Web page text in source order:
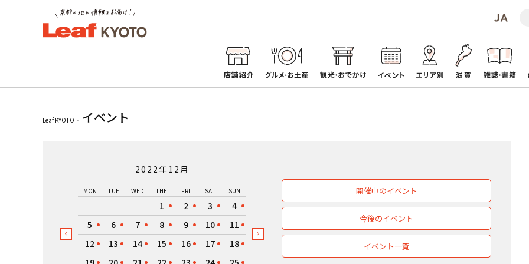
Leaf KYOTO イベント
2022年12月
MON TUE WED THE FRI SAT SUN
1 2 3
4
5
6 7 8 9 10
11
12
13 14 15 16 17
18
開催中のイベント
今後のイベント
イベント一覧